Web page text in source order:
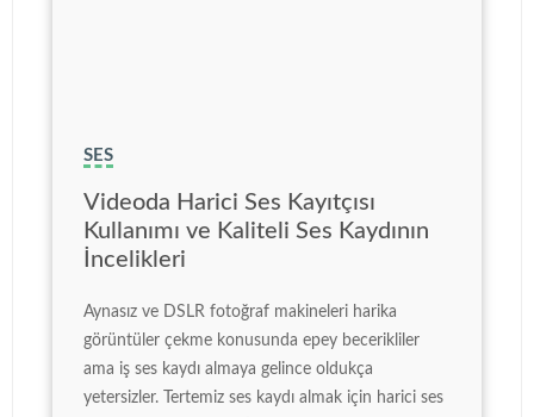
SES
Videoda Harici Ses Kayıtçısı
Kullanımı ve Kaliteli Ses Kaydının
İncelikleri
Aynasız ve DSLR fotoğraf makineleri harika
görüntüler çekme konusunda epey becerikliler
ama iş ses kaydı almaya gelince oldukça
yetersizler. Tertemiz ses kaydı almak için harici ses